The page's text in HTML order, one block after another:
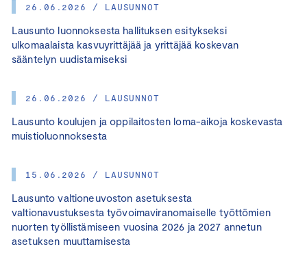
26.06.2026 / LAUSUNNOT
Lausunto luonnoksesta hallituksen esitykseksi
ulkomaalaista kasvuyrittäjää ja yrittäjää koskevan
sääntelyn uudistamiseksi
26.06.2026 / LAUSUNNOT
Lausunto koulujen ja oppilaitosten loma-aikoja koskevasta
muistioluonnoksesta
15.06.2026 / LAUSUNNOT
Lausunto valtioneuvoston asetuksesta
valtionavustuksesta työvoimaviranomaiselle työttömien
nuorten työllistämiseen vuosina 2026 ja 2027 annetun
asetuksen muuttamisesta